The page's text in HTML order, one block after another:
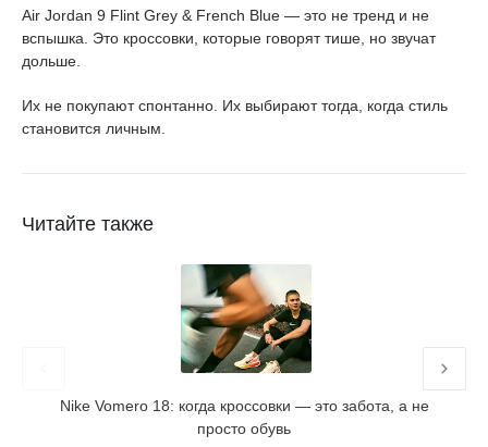
Air Jordan 9 Flint Grey & French Blue — это не тренд и не
вспышка. Это кроссовки, которые говорят тише, но звучат
дольше.
Их не покупают спонтанно. Их выбирают тогда, когда стиль
становится личным.
Читайте также
Nike Vomero 18: когда кроссовки — это забота, а не
просто обувь